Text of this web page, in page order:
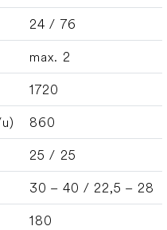
24 / 76
max. 2
1720
860
25 / 25
30 – 40 / 22,5 – 28
180